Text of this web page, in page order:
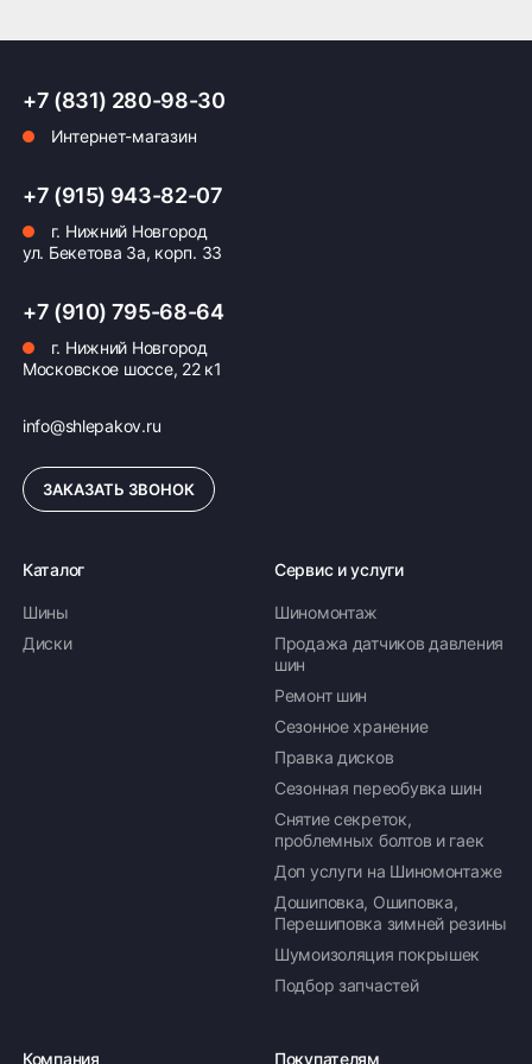
Возможна картой, наличными при получении,
также доступно оформление кредита и
формирование счёта для Юр.Лица
ПОДРОБНЕЕ ОБ ОПЛАТЕ
+7 (831) 280-98-30
Интернет-магазин
+7 (915) 943-82-07
г. Нижний Новгород
ул. Бекетова 3а, корп. 33
+7 (910) 795-68-64
г. Нижний Новгород
Московское шоссе, 22 к1
info@shlepakov.ru
ЗАКАЗАТЬ ЗВОНОК
Каталог
Шины
Диски
Сервис и услуги
Шиномонтаж
Продажа датчиков давления
шин
Ремонт шин
Сезонное хранение
Правка дисков
Сезонная переобувка шин
Снятие секреток,
проблемных болтов и гаек
Доп услуги на Шиномонтаже
Дошиповка, Ошиповка,
Перешиповка зимней резины
Шумоизоляция покрышек
Подбор запчастей
Компания Покупателям